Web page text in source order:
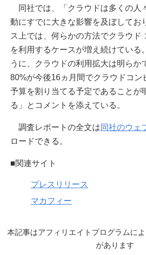
同社では、「クラウドは多くの人
動にすでに大きな影響を及ぼしてお
ス上では、何らかの方法でクラウド
を利用するケースが増え続けている
うに、クラウドの利用拡大は明らか
80%が今後16ヵ月間でクラウドコン
予算を割り当てる予定であることが
る」とコメントを添えている。
調査レポートの全文は同社のウェ
ロードできる。
■関連サイト
プレスリリース
マカフィー
本記事はアフィリエイトプログラムに
があります